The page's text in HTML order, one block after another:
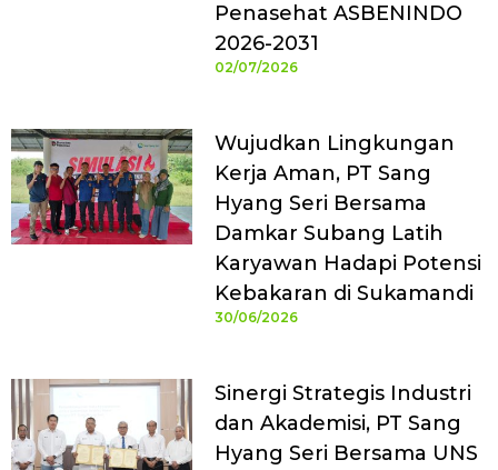
Penasehat ASBENINDO
2026-2031
02/07/2026
Wujudkan Lingkungan
Kerja Aman, PT Sang
Hyang Seri Bersama
Damkar Subang Latih
Karyawan Hadapi Potensi
Kebakaran di Sukamandi
30/06/2026
Sinergi Strategis Industri
dan Akademisi, PT Sang
Hyang Seri Bersama UNS